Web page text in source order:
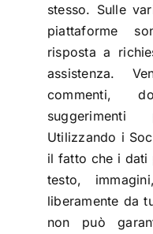
stesso. Sulle
piattaforme
risposta a
assistenza.
commenti,
Utilizzando i
il fatto che i dati
testo,
liberamente da
non può